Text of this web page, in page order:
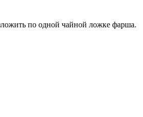
по одной чайной ложке фарша.